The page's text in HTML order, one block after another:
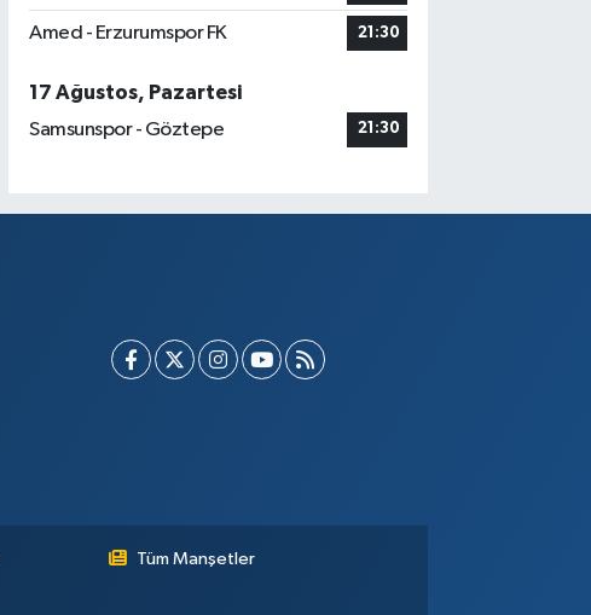
Amed - Erzurumspor FK 21:30
17 Ağustos, Pazartesi
Samsunspor - Göztepe
21:30
Tüm Manşetler